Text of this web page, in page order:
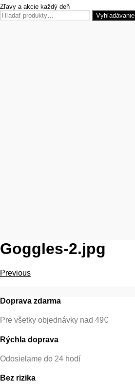
Zľavy a akcie každý deň
Hľadať:
Vyhľadávanie
Goggles-2.jpg
Previous
Doprava zdarma
Pre všetky objednávky nad 49€
Rýchla doprava
Odosielame do 24 hodí
Bez rizika